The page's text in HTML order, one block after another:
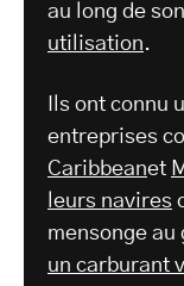
au long de son
utilisation.
Ils ont connu
entreprises
Caribbeanet
leurs navires
mensonge au
un carburant